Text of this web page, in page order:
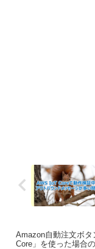
Amazon自動注文ボ
Core」を使った場合